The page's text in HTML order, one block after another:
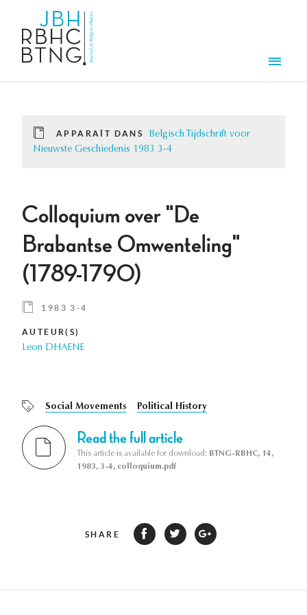
APPARAÎT DANS
Belgisch Tijdschrift voor
Nieuwste Geschiedenis 1983 3-4
Colloquium over "De
Brabantse Omwenteling"
(1789-1790)
1983 3-4
AUTEUR(S)
Leon DHAENE
Social Movements Political History
Read the full article
This article is available for download: BTNG-RBHC, 14,
1983, 3-4, colloquium.pdf
SHARE